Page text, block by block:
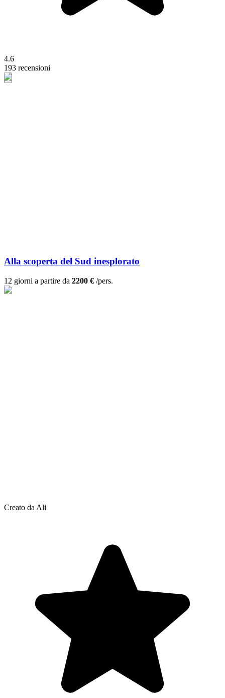
4.6
193 recensioni
Alla scoperta del Sud inesplorato
12 giorni a partire da 2200 € /pers.
Creato da Ali